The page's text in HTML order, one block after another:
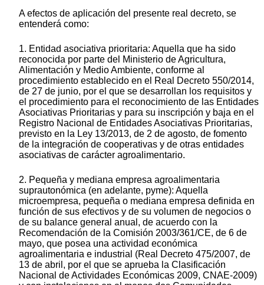
A efectos de aplicación del presente real decreto, se
entenderá como:
1. Entidad asociativa prioritaria: Aquella que ha sido
reconocida por parte del Ministerio de Agricultura,
Alimentación y Medio Ambiente, conforme al
procedimiento establecido en el Real Decreto 550/2014,
de 27 de junio, por el que se desarrollan los requisitos y
el procedimiento para el reconocimiento de las Entidades
Asociativas Prioritarias y para su inscripción y baja en el
Registro Nacional de Entidades Asociativas Prioritarias,
previsto en la Ley 13/2013, de 2 de agosto, de fomento
de la integración de cooperativas y de otras entidades
asociativas de carácter agroalimentario.
2. Pequeña y mediana empresa agroalimentaria
suprautonómica (en adelante, pyme): Aquella
microempresa, pequeña o mediana empresa definida en
función de sus efectivos y de su volumen de negocios o
de su balance general anual, de acuerdo con la
Recomendación de la Comisión 2003/361/CE, de 6 de
mayo, que posea una actividad económica
agroalimentaria e industrial (Real Decreto 475/2007, de
13 de abril, por el que se aprueba la Clasificación
Nacional de Actividades Económicas 2009, CNAE-2009)